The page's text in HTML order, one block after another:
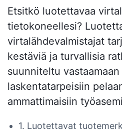
Etsitkö luotettavaa
tietokoneellesi?
virtalähdevalmistajat
kestäviä ja turvallisia
suunniteltu
laskentatarpeisiin
ammattimaisiin
1. Luotettavat